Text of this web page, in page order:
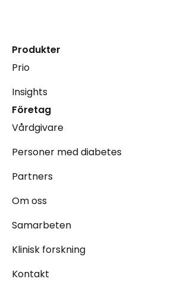
Produkter
Insights
Prio
Företag
Vårdgivare
Partners
Personer med diabetes
Om oss
Samarbeten
Kontakt
Klinisk forskning